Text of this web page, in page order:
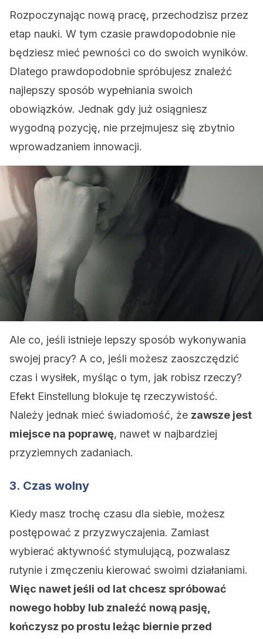
Rozpoczynając nową pracę, przechodzisz przez
etap nauki. W tym czasie prawdopodobnie nie
będziesz mieć pewności co do swoich wyników.
Dlatego prawdopodobnie spróbujesz znaleźć
najlepszy sposób wypełniania swoich
obowiązków. Jednak gdy już osiągniesz
wygodną pozycję, nie przejmujesz się zbytnio
wprowadzaniem innowacji.
Ale co, jeśli istnieje lepszy sposób wykonywania
swojej pracy? A co, jeśli możesz zaoszczędzić
czas i wysiłek, myśląc o tym, jak robisz rzeczy?
Efekt Einstellung blokuje tę rzeczywistość.
Należy jednak mieć świadomość, że zawsze jest
miejsce na poprawę, nawet w najbardziej
przyziemnych zadaniach.
3. Czas wolny
Kiedy masz trochę czasu dla siebie, możesz
postępować z przyzwyczajenia. Zamiast
wybierać aktywność stymulującą, pozwalasz
rutynie i zmęczeniu kierować swoimi działaniami.
Więc nawet jeśli od lat chcesz spróbować
nowego hobby lub znaleźć nową pasję,
kończysz po prostu leżąc biernie przed